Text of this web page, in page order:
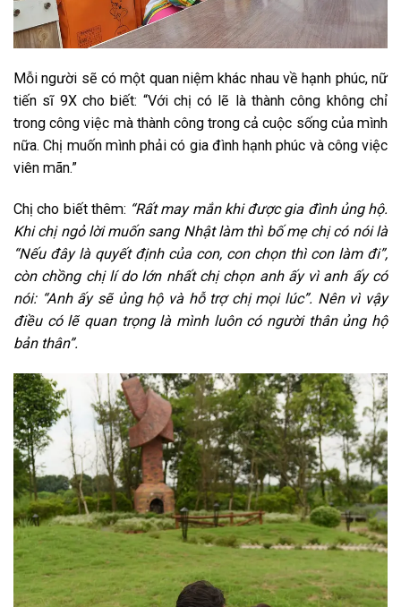
Mỗi người sẽ có một quan niệm khác nhau về hạnh phúc, nữ
tiến sĩ 9X cho biết: “Với chị có lẽ là thành công không chỉ
trong công việc mà thành công trong cả cuộc sống của mình
nữa. Chị muốn mình phải có gia đình hạnh phúc và công việc
viên mãn.”
Chị cho biết thêm: “Rất may mắn khi được gia đình ủng hộ.
Khi chị ngỏ lời muốn sang Nhật làm thì bố mẹ chị có nói là
“Nếu đây là quyết định của con, con chọn thì con làm đi”,
còn chồng chị lí do lớn nhất chị chọn anh ấy vì anh ấy có
nói: “Anh ấy sẽ ủng hộ và hỗ trợ chị mọi lúc”. Nên vì vậy
điều có lẽ quan trọng là mình luôn có người thân ủng hộ
bản thân”.